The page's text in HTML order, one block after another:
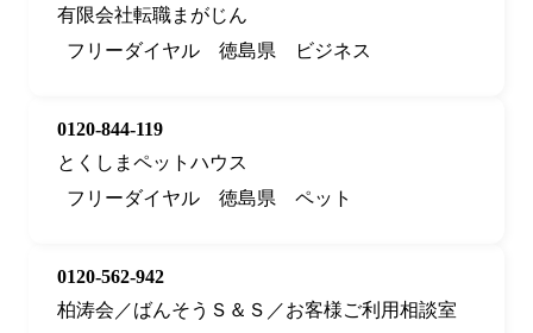
有限会社転職まがじん
フリーダイヤル
徳島県 ビジネス
0120-844-119
とくしまペットハウス
フリーダイヤル
徳島県 ペット
0120-562-942
柏涛会／ばんそうＳ＆Ｓ／お客様ご利用相談室